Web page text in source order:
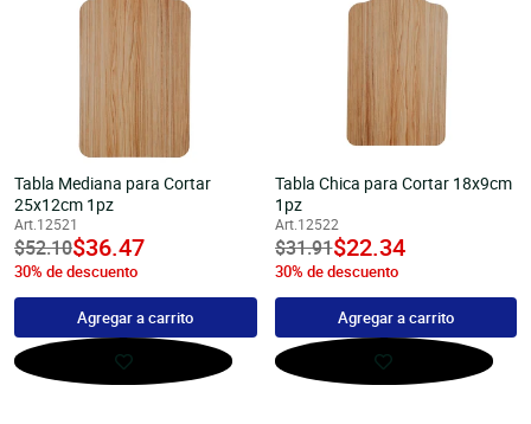
Tabla Mediana para Cortar
25x12cm 1pz
Art.12521
Precio
habitual
$52.10undefined
$36.47
30% de descuento
Agregar a carrito
Tabla Chica para Cortar 18x9cm
1pz
Art.12522
Precio
habitual
$31.91undefined
$22.34
30% de descuento
Agregar a carrito